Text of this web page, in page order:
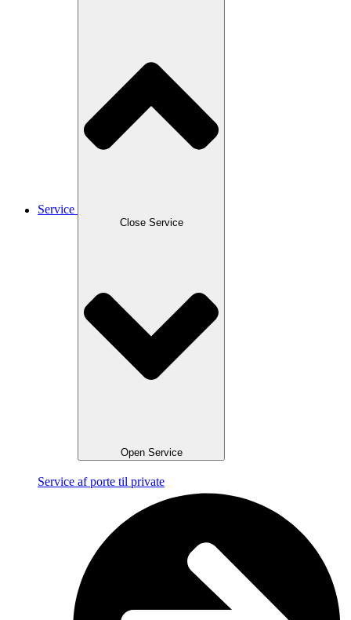
Service
Close Service
Open Service
Service af porte til private